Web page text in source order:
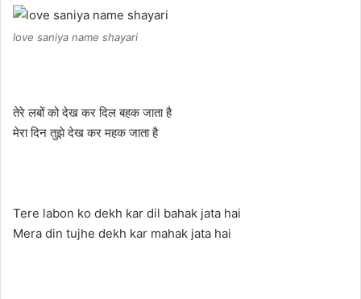
love saniya name shayari
तेरे लबों को देख कर दिल बहक जाता है
मेरा दिन तुझे देख कर महक जाता है
Tere labon ko dekh kar dil bahak jata hai
Mera din tujhe dekh kar mahak jata hai